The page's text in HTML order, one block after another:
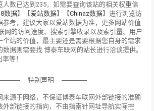
人数已达到235，如需要查询该站的相关权重信
数据】【爱站数据】【Chinaz数据】进行浏览访
参考，建议大家以爱站数据为准，更多网站价值
网的访问速度、搜索引擎收录以及索引量、用户
个站的价值，最主要还是需要根据您自身的需求
据则需要找 博泰车联网的站长进行洽谈提供。
等！
特别声明
来源于网络，不保证博泰车联网外部链接的准确
外部链接的指向，不由指南针网址导航实际控